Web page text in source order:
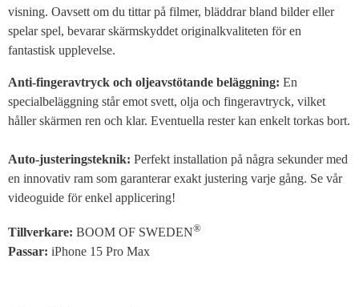
visning. Oavsett om du tittar på filmer, bläddrar bland bilder eller
spelar spel, bevarar skärmskyddet originalkvaliteten för en
fantastisk upplevelse.
Anti-fingeravtryck och oljeavstötande beläggning: En
specialbeläggning står emot svett, olja och fingeravtryck, vilket
håller skärmen ren och klar. Eventuella rester kan enkelt torkas bort.
Auto-justeringsteknik: Perfekt installation på några sekunder med
en innovativ ram som garanterar exakt justering varje gång. Se vår
videoguide för enkel applicering!
Tillverkare: BOOM OF SWEDEN®
Passar: iPhone 15 Pro Max